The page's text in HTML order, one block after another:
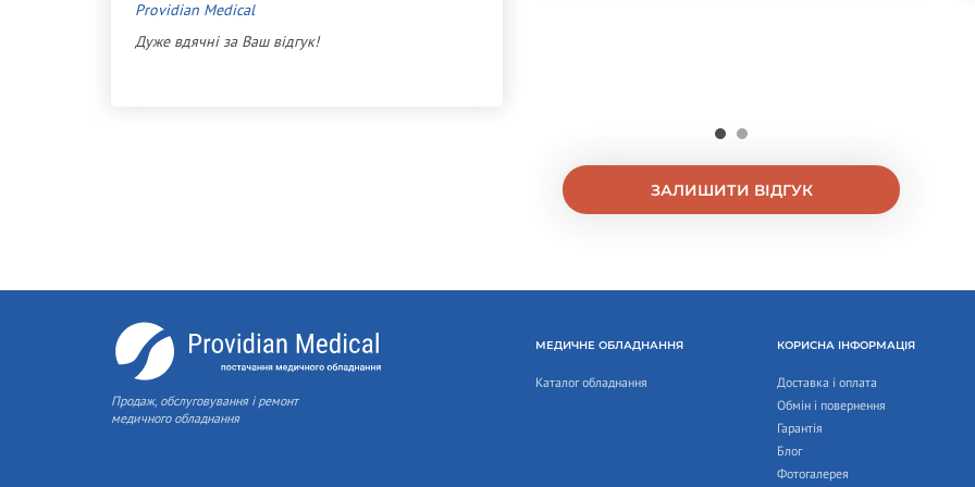
Providian Medical
Дуже вдячні за Ваш відгук!
ЗАЛИШИТИ ВІДГУК
Продаж, обслуговування і ремонт
медичного обладнання
МЕДИЧНЕ ОБЛАДНАННЯ
Каталог обладнання
КОРИСНА ІНФОРМАЦІЯ
Доставка і оплата
Обмін і повернення
Гарантія
Блог
Фотогалерея